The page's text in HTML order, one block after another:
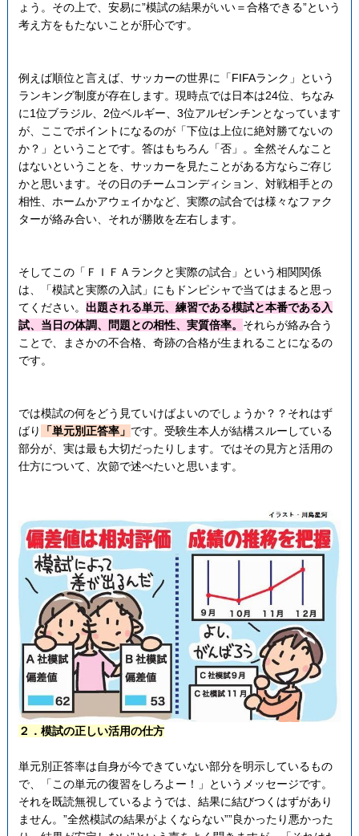
ょう。その上で、安易に”模試の結果がいい＝合格できる”という
考え方をもたないことが肝心です。
例えば順位と言えば、サッカーの世界に「FIFAランク」という
ランキング制度が存在します。現時点では日本は24位、ちなみ
に1位ブラジル、2位ベルギー、3位アルゼンチンとなっています
が、ここでポイントになるのが「下位は上位に絶対勝てないの
か？」ということです。答はもちろん「否」。全然そんなこと
はないということを、サッカーを見たことがある方ならご存じ
かと思います。その日のチームコンディション、対戦相手との
相性、ホームかアウェイかなど、実際の試合では様々なファク
ターが絡み合い、それが勝敗を左右します。
そしてこの「ＦＩＦＡランクと実際の試合」という相関関係
は、「模試と実際の入試」にもドンピシャで当てはまると思っ
てください。 出題される単元、練習である模試と本番である入
試、当日の体調、問題との相性、実質倍率。 それらが絡み合う
ことで、まさかの不合格、奇跡の合格が生まれることになるの
です。
では模試の何をどう見ていけばよいのでしょうか？？それはず
ばり
「単元別正答率」 です。受験生本人が結構スルーしている
部分が、実は最も大切だったりします。ではその見方と活用の
仕方について、次節で述べたいと思います。
２．模試の正しい活用の仕方
単元別正答率は自身が今できていない部分を明示しているもの
で、「この単元の復習をしろよー！」というメッセージです。
それを既読無視しているようでは、結果に結びつくはずがあり
ません。”全然模試の結果がよくならない””良かったり悪かった